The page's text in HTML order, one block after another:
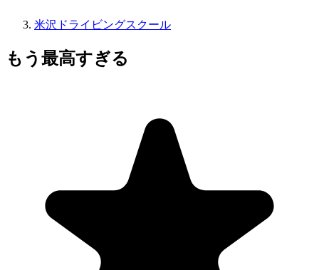
米沢ドライビングスクール
もう最高すぎる